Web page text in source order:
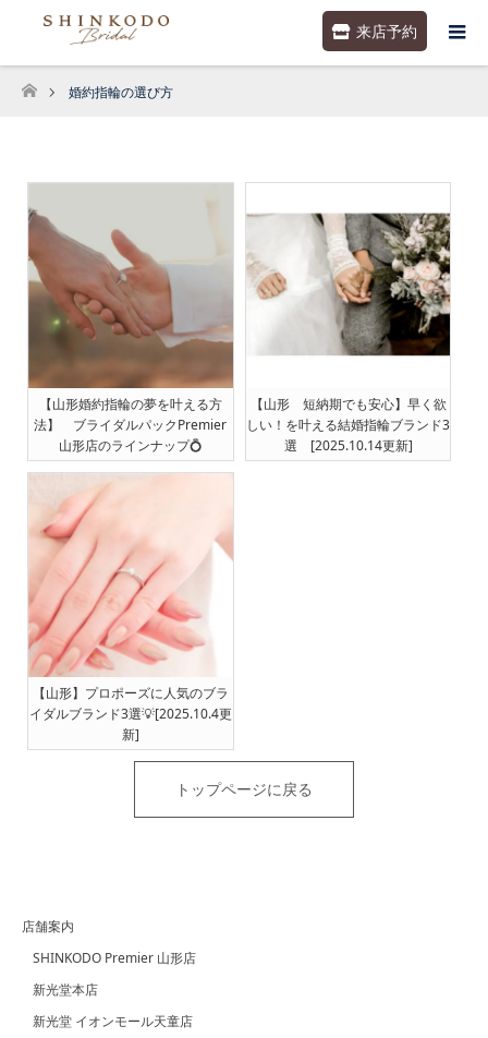
来店予約
ホーム
婚約指輪の選び方
【山形婚約指輪の夢を叶える方
法】 ブライダルパックPremier
山形店のラインナップ💍
[2025.10.29更新]
【山形 短納期でも安心】早く欲
しい！を叶える結婚指輪ブランド3
選 [2025.10.14更新]
【山形】プロポーズに人気のブラ
イダルブランド3選💡[2025.10.4更
新]
トップページに戻る
店舗案内
SHINKODO Premier 山形店
新光堂本店
新光堂 イオンモール天童店